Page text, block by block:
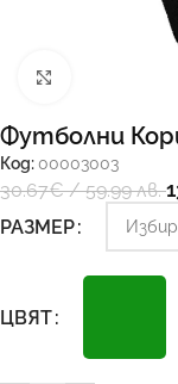
Футболни Кори
Код: 00003003
30.67€/ 59.99 лв.
РАЗМЕР
ЦВЯТ